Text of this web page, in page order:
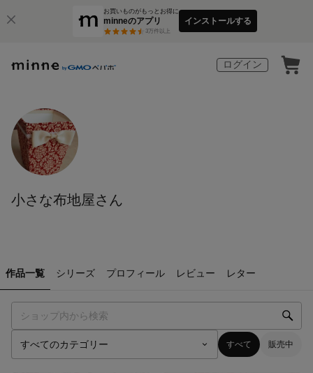
お買いものがもっとお得に
minneのアプリ
3万件以上
インストールする
ログイン
小さな布地屋さん
作品一覧 シリーズ プロフィール レビュー レター
すべて 販売中